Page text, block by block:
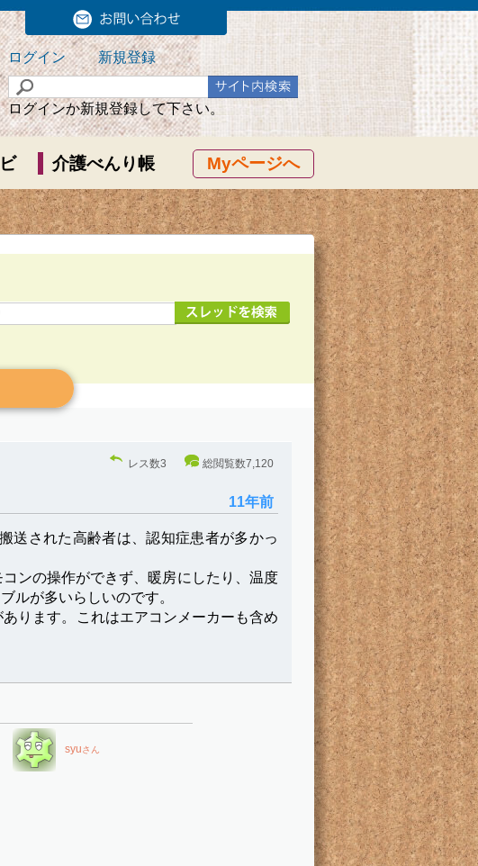
ログイン 新規登録
ログインか新規登録して下さい。
Myページへ
介護べんり帳
送された高齢者は、認知症患者が多かっ
ンの操作ができず、暖房にしたり、温度
ルが多いらしいのです。
ります。これはエアコンメーカーも含め
11年前
レス数3 総閲覧数7,120
syuさん